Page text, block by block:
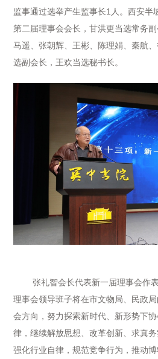
监事通过选举产生监事长1人。西安半
第二届理事会会长，甘洪更当选常务副
马遥、张朝辉、王彬、陈理娟、秦航
选副会长，王欢当选秘书长。
张礼智会长代表新一届理事会作表
理事会领导班子将在市文物局、民政
会方向，努力探索新时代、新形势下
律，继续解放思想、改革创新、求真
强化行业自律，规范竞争行为，推动